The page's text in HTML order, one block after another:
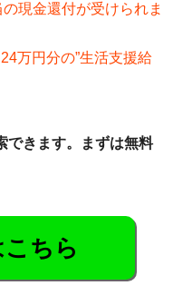
現金還付が受けられま
万円分の”生活支援給
できます。まずは無料
ちら